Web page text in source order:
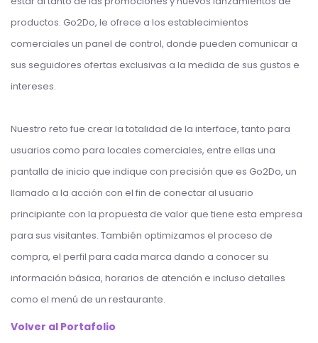
productos. Go2Do, le ofrece a los establecimientos
comerciales un panel de control, donde pueden comunicar a
sus seguidores ofertas exclusivas a la medida de sus gustos e
intereses.
Nuestro reto fue crear la totalidad de la interface, tanto para
usuarios como para locales comerciales, entre ellas una
pantalla de inicio que indique con precisión que es Go2Do, un
llamado a la acción con el fin de conectar al usuario
principiante con la propuesta de valor que tiene esta empresa
para sus visitantes. También optimizamos el proceso de
compra, el perfil para cada marca dando a conocer su
información básica, horarios de atención e incluso detalles
como el menú de un restaurante.
Volver al Portafolio